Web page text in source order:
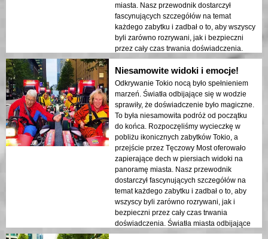
miasta. Nasz przewodnik dostarczył
fascynujących szczegółów na temat
każdego zabytku i zadbał o to, aby wszyscy
byli zarówno rozrywani, jak i bezpieczni
przez cały czas trwania doświadczenia.
Światła miasta odbijające się w zatoce
stworzyły senna atmosferę, która
pozostawiła trwałe wrażenie. Ta wycieczka
jest idealna dla osób odwiedzających po
raz pierwszy, które chcą połączyć przygodę
z zwiedzaniem. Kontrast między
nowoczesnymi strukturami Tokio a
historycznymi obszarami był pięknie
ukazany w nocnych światłach. Gorąco
polecam tę wycieczkę każdemu!
Niesamowite widoki i emocje!
Odkrywanie Tokio nocą było spełnieniem
marzeń. Światła odbijające się w wodzie
sprawiły, że doświadczenie było magiczne.
To była niesamowita podróż od początku
do końca. Rozpoczęliśmy wycieczkę w
pobliżu ikonicznych zabytków Tokio, a
przejście przez Tęczowy Most oferowało
zapierające dech w piersiach widoki na
panoramę miasta. Nasz przewodnik
dostarczył fascynujących szczegółów na
temat każdego zabytku i zadbał o to, aby
wszyscy byli zarówno rozrywani, jak i
bezpieczni przez cały czas trwania
doświadczenia. Światła miasta odbijające
się w zatoce stworzyły senna atmosferę,